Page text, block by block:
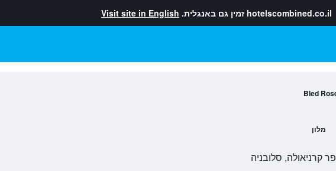
hotelscombined.co.il זמין גם באנגלית. Visit site in English
Bled
מלון